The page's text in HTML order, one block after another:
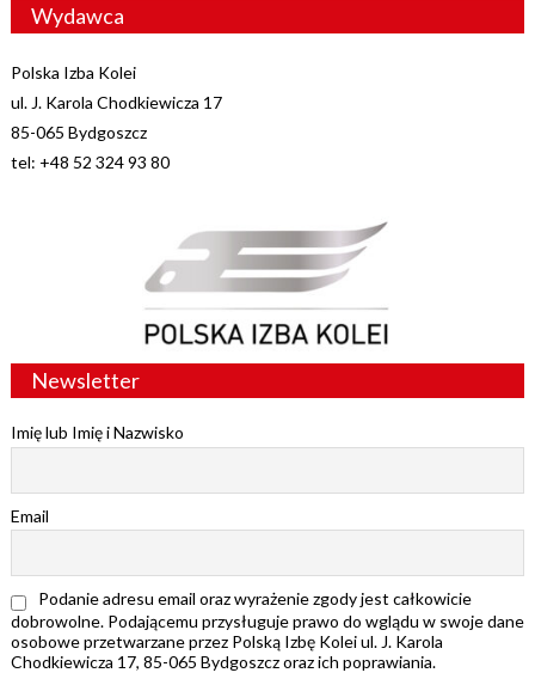
Wydawca
Polska Izba Kolei
ul. J. Karola Chodkiewicza 17
85-065 Bydgoszcz
tel: +48 52 324 93 80
Newsletter
Imię lub Imię i Nazwisko
Email
Podanie adresu email oraz wyrażenie zgody jest całkowicie
dobrowolne. Podającemu przysługuje prawo do wglądu w swoje dane
osobowe przetwarzane przez Polską Izbę Kolei ul. J. Karola
Chodkiewicza 17, 85-065 Bydgoszcz oraz ich poprawiania.